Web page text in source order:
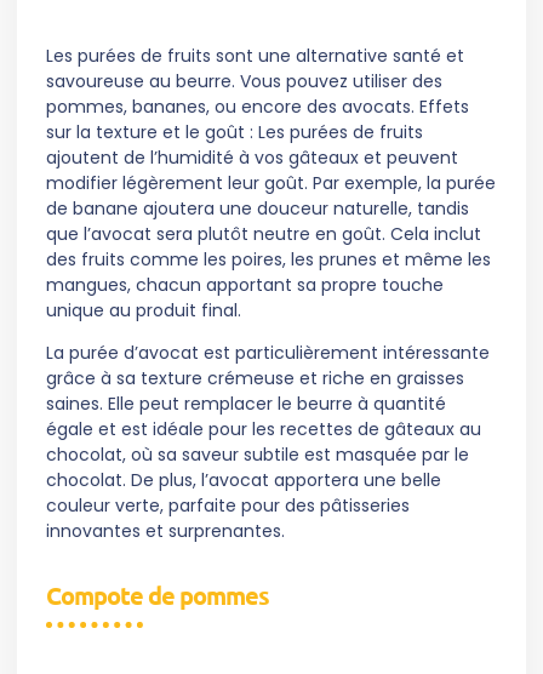
Les purées de fruits sont une alternative santé et
savoureuse au beurre. Vous pouvez utiliser des
pommes, bananes, ou encore des avocats. Effets
sur la texture et le goût : Les purées de fruits
ajoutent de l’humidité à vos gâteaux et peuvent
modifier légèrement leur goût. Par exemple, la purée
de banane ajoutera une douceur naturelle, tandis
que l’avocat sera plutôt neutre en goût. Cela inclut
des fruits comme les poires, les prunes et même les
mangues, chacun apportant sa propre touche
unique au produit final.
La purée d’avocat est particulièrement intéressante
grâce à sa texture crémeuse et riche en graisses
saines. Elle peut remplacer le beurre à quantité
égale et est idéale pour les recettes de gâteaux au
chocolat, où sa saveur subtile est masquée par le
chocolat. De plus, l’avocat apportera une belle
couleur verte, parfaite pour des pâtisseries
innovantes et surprenantes.
Compote de pommes